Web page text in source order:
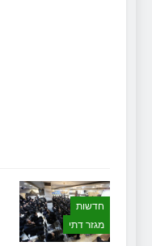
חדשות
מגזר דתי